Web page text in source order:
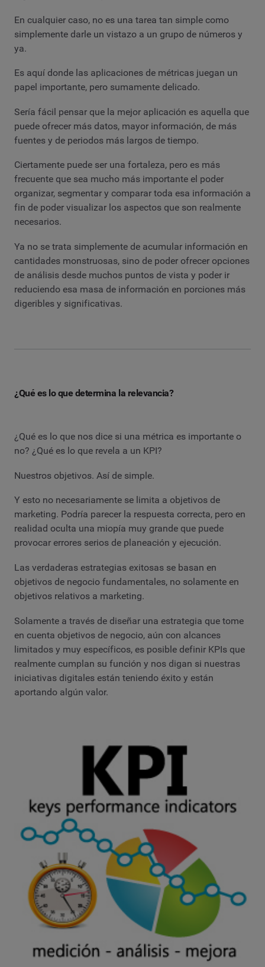
En cualquier caso, no es una tarea tan simple como
simplemente darle un vistazo a un grupo de números y
ya.
Es aquí donde las aplicaciones de métricas juegan un
papel importante, pero sumamente delicado.
Sería fácil pensar que la mejor aplicación es aquella que
puede ofrecer más datos, mayor información, de más
fuentes y de periodos más largos de tiempo.
Ciertamente puede ser una fortaleza, pero es más
frecuente que sea mucho más importante el poder
organizar, segmentar y comparar toda esa información a
fin de poder visualizar los aspectos que son realmente
necesarios.
Ya no se trata simplemente de acumular información en
cantidades monstruosas, sino de poder ofrecer opciones
de análisis desde muchos puntos de vista y poder ir
reduciendo esa masa de información en porciones más
digeribles y significativas.
¿Qué es lo que determina la relevancia?
¿Qué es lo que nos dice si una métrica es importante o
no? ¿Qué es lo que revela a un KPI?
Nuestros objetivos. Así de simple.
Y esto no necesariamente se limita a objetivos de
marketing. Podría parecer la respuesta correcta, pero en
realidad oculta una miopía muy grande que puede
provocar errores serios de planeación y ejecución.
Las verdaderas estrategias exitosas se basan en
objetivos de negocio fundamentales, no solamente en
objetivos relativos a marketing.
Solamente a través de diseñar una estrategia que tome
en cuenta objetivos de negocio, aún con alcances
limitados y muy específicos, es posible definir KPIs que
realmente cumplan su función y nos digan si nuestras
iniciativas digitales están teniendo éxito y están
aportando algún valor.